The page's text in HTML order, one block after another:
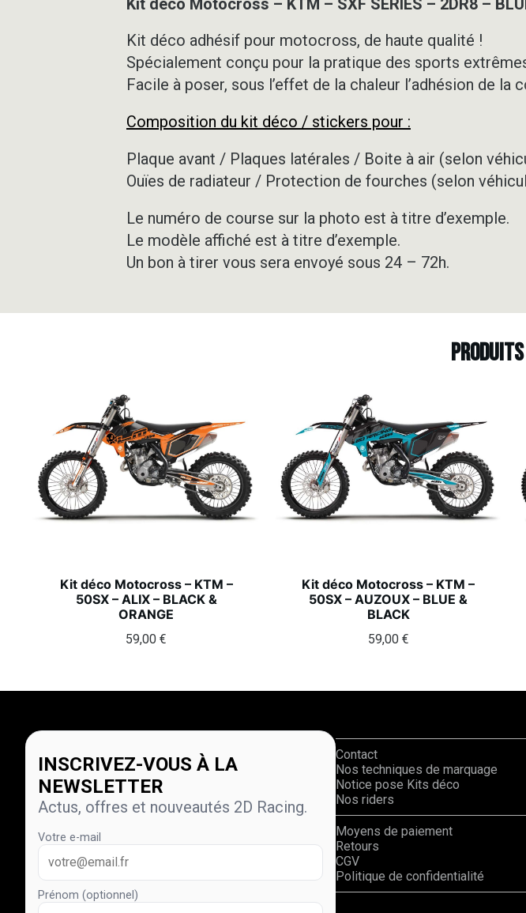
Kit déco adhésif pour motocross, de haute qualité !
Spécialement conçu pour la pratique des sports
Facile à poser, sous l’effet de la chaleur l’adhésion de la
Composition du kit déco / stickers pour :
Plaque avant / Plaques latérales / Boite à air (selon
Ouïes de radiateur / Protection de fourches (selon
Le numéro de course sur la photo est à titre d’exemple.
Le modèle affiché est à titre d’exemple.
Un bon à tirer vous sera envoyé sous 24 – 72h.
Kit déco Motocross – KTM –
50SX – ALIX – BLACK &
ORANGE
59,00€
Kit déco Motocross – KTM –
50SX – AUZOUX – BLUE &
BLACK
59,00 €
INSCRIVEZ-VOUS À LA
NEWSLETTER
Actus, offres et nouveautés 2D Racing.
Votre e-mail
Prénom (optionnel)
Contact
Nos techniques de marquage
Notice pose Kits déco
Nos riders
Moyens de paiement
Retours
CGV
Politique de confidentialité